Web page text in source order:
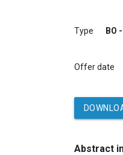
Type BO
Offer date
Abstract